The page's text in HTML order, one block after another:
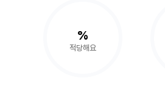
%
적당해요